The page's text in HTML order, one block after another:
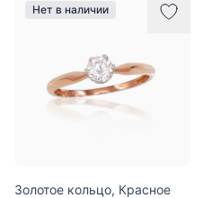
Нет в наличии
Золотое кольцо, Красное